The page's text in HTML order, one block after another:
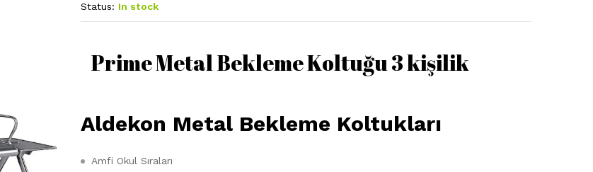
Status: In stock
Prime Metal Bekleme Koltuğu 3 kişilik
Aldekon Metal Bekleme Koltukları
Amfi Okul Sıraları